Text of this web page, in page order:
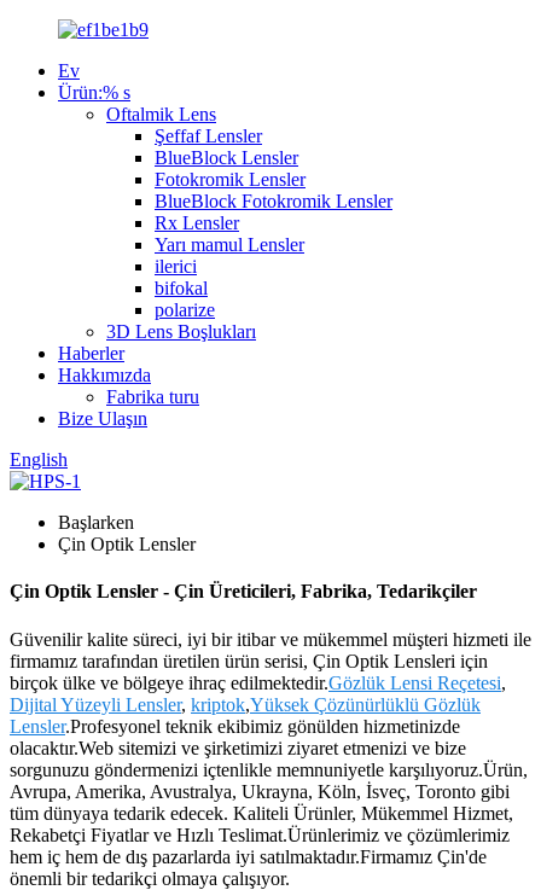
Ev
Ürün:% s
Oftalmik Lens
Şeffaf Lensler
BlueBlock Lensler
Fotokromik Lensler
BlueBlock Fotokromik Lensler
Rx Lensler
Yarı mamul Lensler
ilerici
bifokal
polarize
3D Lens Boşlukları
Haberler
Hakkımızda
Fabrika turu
Bize Ulaşın
English
Başlarken
Çin Optik Lensler
Çin Optik Lensler - Çin Üreticileri, Fabrika, Tedarikçiler
Güvenilir kalite süreci, iyi bir itibar ve mükemmel müşteri hizmeti ile
firmamız tarafından üretilen ürün serisi, Çin Optik Lensleri için
birçok ülke ve bölgeye ihraç edilmektedir.Gözlük Lensi Reçetesi,
Dijital Yüzeyli Lensler, kriptok,Yüksek Çözünürlüklü Gözlük
Lensler.Profesyonel teknik ekibimiz gönülden hizmetinizde
olacaktır.Web sitemizi ve şirketimizi ziyaret etmenizi ve bize
sorgunuzu göndermenizi içtenlikle memnuniyetle karşılıyoruz.Ürün,
Avrupa, Amerika, Avustralya, Ukrayna, Köln, İsveç, Toronto gibi
tüm dünyaya tedarik edecek. Kaliteli Ürünler, Mükemmel Hizmet,
Rekabetçi Fiyatlar ve Hızlı Teslimat.Ürünlerimiz ve çözümlerimiz
hem iç hem de dış pazarlarda iyi satılmaktadır.Firmamız Çin'de
önemli bir tedarikçi olmaya çalışıyor.